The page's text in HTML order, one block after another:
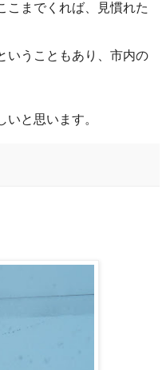
こまでくれば、見慣れた
いうこともあり、市内の
いと思います。